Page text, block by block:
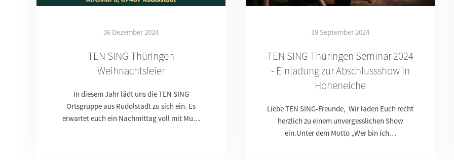
06 Dezember 2024
TEN SING Thüringen
Weihnachtsfeier
In diesem Jahr lädt uns die TEN SING
Ortsgruppe aus Rudolstadt zu sich ein. Es
erwartet euch ein Nachmittag voll mit Mu…
19 September 2024
TEN SING Thüringen Seminar 2024
- Einladung zur Abschlussshow in
Hoheneiche
Liebe TEN SING-Freunde, Wir laden Euch recht
herzlich zu einem unvergesslichen Show
ein.Unter dem Motto „Wer bin ich…